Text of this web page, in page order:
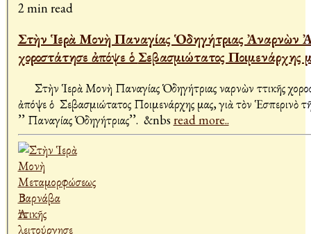
2 min read
Στὴν Ἱερὰ Μονὴ Παναγίας Ὁδηγήτριας Ἀναρνὼν
χοροστάτησε ἀπόψε ὁ Σεβασμιώτατος
Στὴν Ἱερὰ Μονὴ Παναγίας Ὁδηγήτριας Ἀναρνὼν Ἀττικῆς
ἀπόψε ὁ Σεβασμιώτατος Ποιμενάρχης μας, γιὰ τὸν Ἑσπερινὸ
’’ Παναγίας Ὁδηγήτριας’’. &nbs read more..